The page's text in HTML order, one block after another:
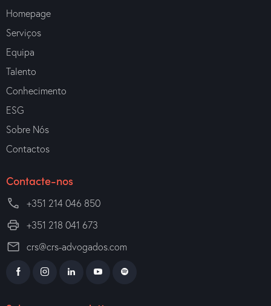
Homepage
Serviços
Equipa
Talento
Conhecimento
ESG
Sobre Nós
Contactos
Contacte-nos
+351 214 046 850
+351 218 041 673
crs@crs-advogados.com